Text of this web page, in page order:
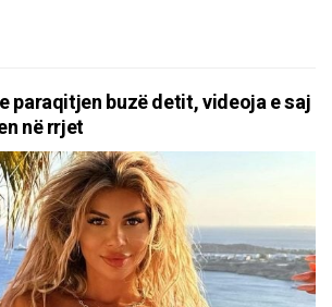
paraqitjen buzë detit, videoja e saj
në rrjet